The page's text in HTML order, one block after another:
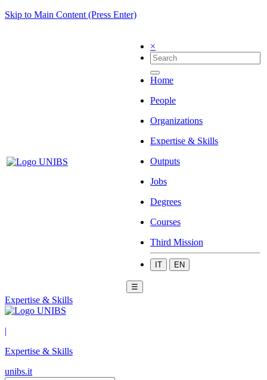
Skip to Main Content (Press Enter)
×
Home
People
Organizations
Expertise & Skills
Outputs
Jobs
Degrees
Courses
Third Mission
IT EN
☰
Expertise & Skills
|
Expertise & Skills
unibs.it